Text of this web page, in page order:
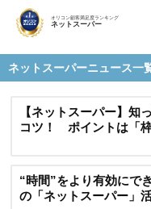
オリコン顧客満足度ランキング
ネットスーパー
ネットスーパーニュース一
【ネットスーパー】知
コツ！ ポイントは「
“時間”をより有効にで
の「ネットスーパー」